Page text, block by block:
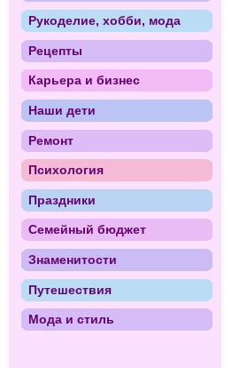
Рукоделие, хобби, мода
Рецепты
Карьера и бизнес
Наши дети
Ремонт
Психология
Праздники
Семейный бюджет
Знаменитости
Путешествия
Мода и стиль